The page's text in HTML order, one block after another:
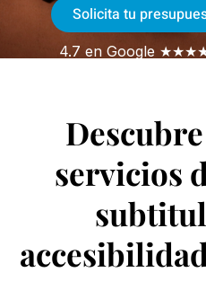
Solicita tu
4.7 en Google
servicios